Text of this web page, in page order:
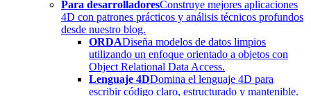
Para desarrolladoresConstruye mejores aplicaciones
4D con patrones prácticos y análisis técnicos profundos
desde nuestro blog.
ORDADiseña modelos de datos limpios
utilizando un enfoque orientado a objetos con
Object Relational Data Access.
Lenguaje 4DDomina el lenguaje 4D para
escribir código claro, estructurado y mantenible.